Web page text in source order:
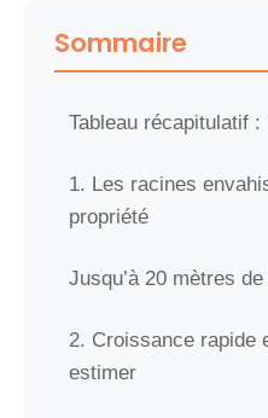
Sommaire
Tableau récapitulatif
1. Les racines
propriété
Jusqu’à 20 mètres
2. Croissance rapide
estimer